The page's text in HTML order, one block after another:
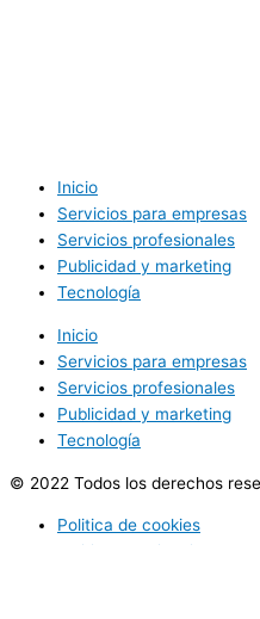
Inicio
Servicios para empresas
Servicios profesionales
Publicidad y marketing
Tecnología
Inicio
Servicios para empresas
Servicios profesionales
Publicidad y marketing
Tecnología
© 2022 Todos los derechos
Politica de cookies
Politica de privacidad